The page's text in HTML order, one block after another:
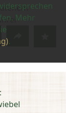
Mehr
.